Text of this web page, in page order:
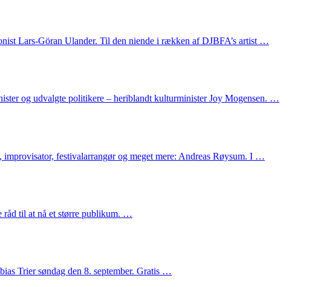
Lars-Göran Ulander. Til den niende i rækken af DJBFA’s artist …
og udvalgte politikere – heriblandt kulturminister Joy Mogensen. …
festivalarrangør og meget mere: Andreas Røysum. I …
råd til at nå et større publikum. …
Trier søndag den 8. september. Gratis …